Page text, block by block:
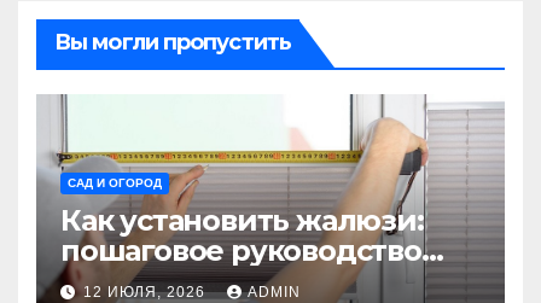
Вы могли пропустить
САД И ОГОРОД
Как установить жалюзи:
пошаговое руководство
для начинающих
12 ИЮЛЯ, 2026 ADMIN